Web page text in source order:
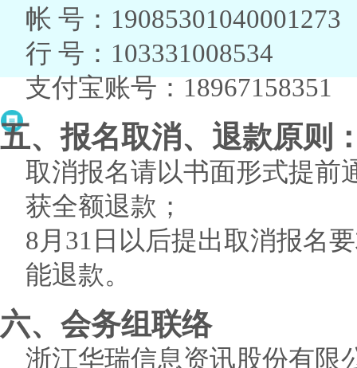
帐 号：19085301040001273
行 号：103331008534
支付宝账号：18967158351
五、报名取消、退款原则
取消报名请以书面形式提前
获全额退款；
8月31日以后提出取消报名
能退款。
六、会务组联络
浙江华瑞信息资讯股份有限